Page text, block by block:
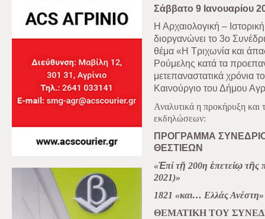
Σάββατο 9 Ιανουαρίου
Η Αρχαιολογική –
διοργανώνει το 3ο
θέμα «Η Τριχωνία και
Ρούμελης κατά τα
μετεπαναστατικά χρόνια
Καινούργιο του Δήμου
Αναλυτικά η προκήρυξη
εκδηλώσεων:
ΠΡΟΓΡΑΜΜΑ
ΘΕΣΤΙΕΩΝ
«Ἐπί τῇ 200η ἐπετείῳ τῆς
2021)»
1821 «και… Ελλάς Ανέστη»
ΘΕΜΑΤΙΚΗ ΤΟΥ